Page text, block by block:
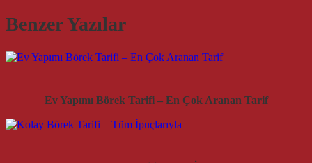
Benzer Yazılar
Ev Yapımı Börek Tarifi – En Çok Aranan Tarif